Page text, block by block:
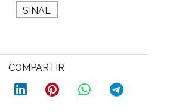
SINAE